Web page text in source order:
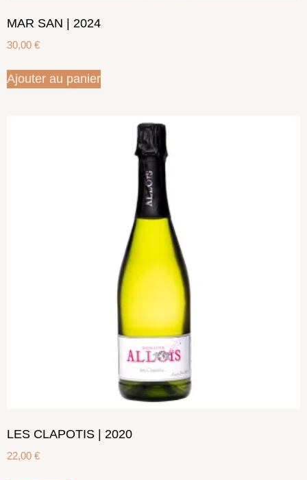
MAR SAN | 2024
30,00 €
Ajouter au panier
LES CLAPOTIS | 2020
22,00 €